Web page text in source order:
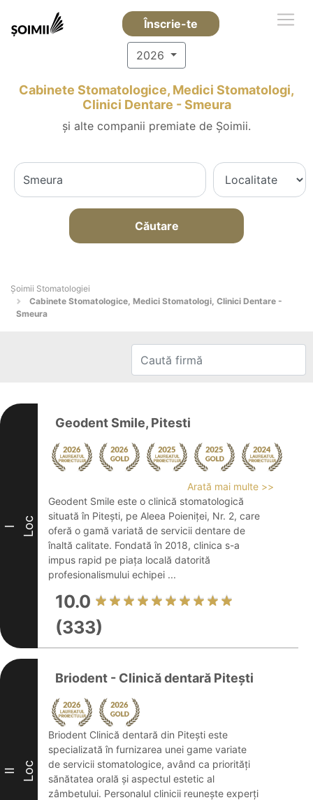
Înscrie-te
2026
Cabinete Stomatologice, Medici Stomatologi,
Clinici Dentare - Smeura
și alte companii premiate de Șoimii.
Căutare
Șoimii Stomatologiei
Cabinete Stomatologice, Medici Stomatologi, Clinici Dentare -
Smeura
I Loc
Geodent Smile, Pitesti
Arată mai multe >>
Geodent Smile este o clinică stomatologică
situată în Pitești, pe Aleea Poieniței, Nr. 2, care
oferă o gamă variată de servicii dentare de
înaltă calitate. Fondată în 2018, clinica s-a
impus rapid pe piața locală datorită
profesionalismului echipei ...
10.0
(333)
II Loc
Briodent - Clinică dentară Pitești
Briodent Clinică dentară din Pitești este
specializată în furnizarea unei game variate
de servicii stomatologice, având ca priorități
sănătatea orală și aspectul estetic al
zâmbetului. Personalul clinicii reunește experți